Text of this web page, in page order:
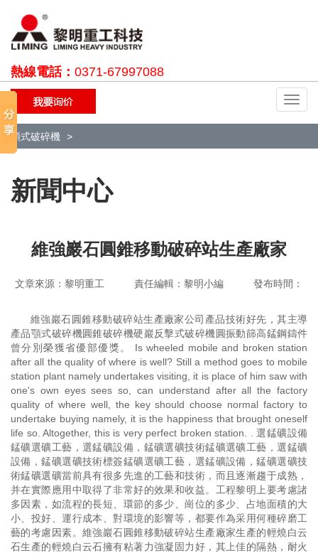
熱線電話： 0371-67997088
切
換
顎式破碎機
新聞中心
維強巖石圓錐移動破碎站生產廠家
文章來源：黎明重工 責任編輯：黎明小編 發布時間：
維強巖石圓錐移動破碎站生產廠家公司產品技術好先，其主導
產品顎式破碎機圓錐破碎機硬巖反擊式破碎機圓振動篩高錳鋼鑄件
曾分別榮獲省優部優獎。 Is wheeled mobile and broken station
after all the quality of where is well? Still a method goes to mobile
station plant namely undertakes visiting, it is place of him saw with
one's own eyes sees so, can understand after all the factory
quality of where well, the key should choose normal factory to
undertake buying namely, it is the happiness that brought oneself
life so. Altogether, this is very perfect broken station. . 選錳礦設備
錳礦選礦工藝，選錳礦設備，錳礦選礦技術錳礦選礦工藝，選錳礦
設備，錳礦選礦技術標簽錳礦選礦工藝，選錳礦設備，錳礦選礦技
術錳礦選礦當前具有很多先進的工藝和技術，而且逐漸趨于成熟，
并在實際應用中取得了非常好的效果和收益。工程黎明上要考慮諸
多因素，如流程的長短、環節的多少、崗位的多少、占地面積的大
小、投好、運行成本、對環境的影響等，都要作為采用何種碎磨工
藝的考慮因素。維強巖石圓錐移動破碎站生產廠家生產的輕燒白云
石生產的輕燒白云石擁有粘著力強凝固力好，其上佳的隔熱，耐火